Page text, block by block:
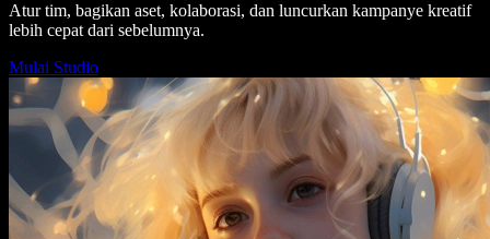
Atur tim, bagikan aset, kolaborasi, dan luncurkan kampanye kreatif
lebih cepat dari sebelumnya.
Mulai Studio